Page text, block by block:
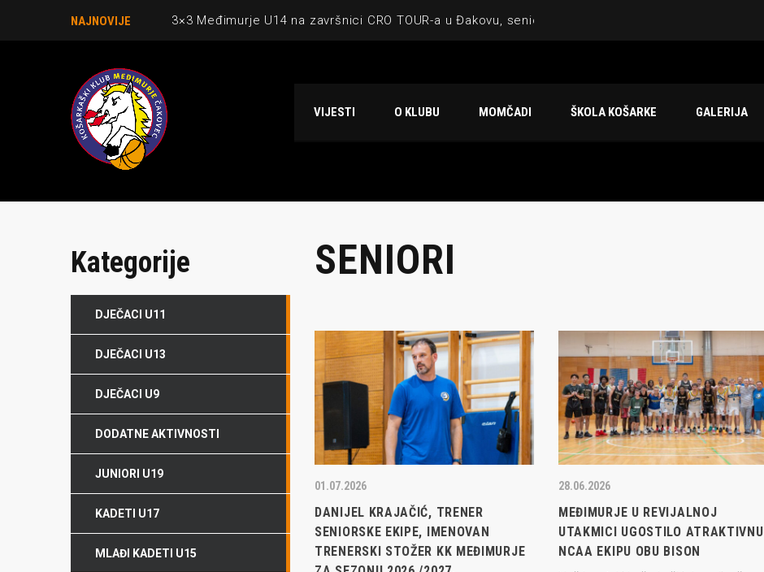
NAJNOVIJE 3×3 Međimurje U14 na završnici CRO TOUR-a u Đakovu, seniorska ekipa 3×3 osvojila Krbulju
Međimurje u revijalnoj utakmici ugostilo atraktivnu NCAA ekipu OBU Bison
VIJESTI O KLUBU MOMČADI ŠKOLA KOŠARKE GALERIJA
SENIORI
01.07.2026
DANIJEL KRAJAČIĆ, TRENER
SENIORSKE EKIPE, IMENOVAN
TRENERSKI STOŽER KK MEĐIMURJE
28.06.2026
MEĐIMURJE U REVIJALNOJ
UTAKMICI UGOSTILO ATRAKTIVNU
NCAA EKIPU OBU BISON
Kategorije
DJEČACI U11
DJEČACI U13
DJEČACI U9
DODATNE AKTIVNOSTI
JUNIORI U19
KADETI U17
MLAĐI KADETI U15